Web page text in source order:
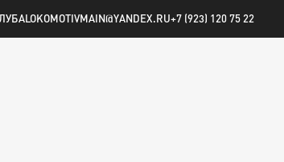
LOKOMOTIVMAIN@YANDEX.RU+7 (923) 120 75 22